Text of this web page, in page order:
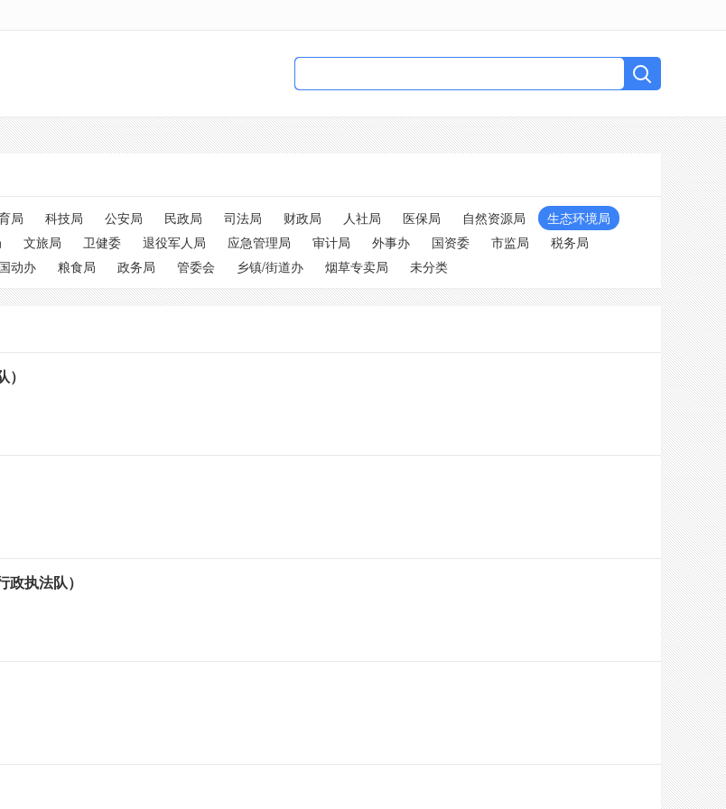
局 科技局 公安局 民政局 司法局 财政局 人社局 医保局 自然资源局
生态环境局
文旅局 卫健委 退役军人局 应急管理局 审计局 外事办 国资委 市监局
税务局
国动办 粮食局 政务局 管委会 乡镇/街道办 烟草专卖局 未分类
执法队）